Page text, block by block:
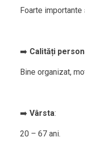
Foarte
➡️ Calități
Bine organizat,
➡️ Vârsta:
20 – 67 ani.